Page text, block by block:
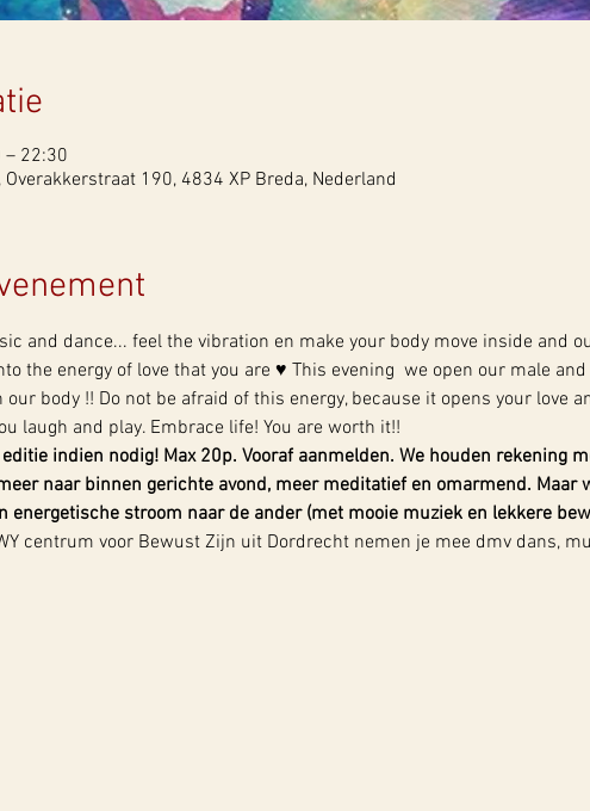
22:30
Overakkerstraat 190, 4834 XP Breda, Nederland
and dance... feel the vibration en make your body move inside and
the energy of love that you are ♥ This evening  we open our male
body !! Do not be afraid of this energy, because it opens your love
laugh and play. Embrace life! You are worth it!!
indien nodig! Max 20p. Vooraf aanmelden. We houden rekening
naar binnen gerichte avond, meer meditatief en omarmend. Maar
energetische stroom naar de ander (met mooie muziek en lekkere
centrum voor Bewust Zijn uit Dordrecht nemen je mee dmv dans,